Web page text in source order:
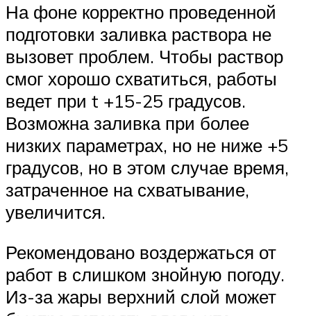
На фоне корректно проведенной
подготовки заливка раствора не
вызовет проблем. Чтобы раствор
смог хорошо схватиться, работы
ведет при t +15-25 градусов.
Возможна заливка при более
низких параметрах, но не ниже +5
градусов, но в этом случае время,
затраченное на схватывание,
увеличится.
Рекомендовано воздержаться от
работ в слишком знойную погоду.
Из-за жары верхний слой может